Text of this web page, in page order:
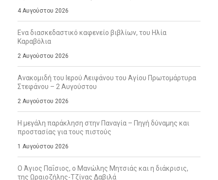
4 Αυγούστου 2026
Ενα διασκεδαστικό καφενείο βιβλίων, του Ηλία
Καραβόλια
2 Αυγούστου 2026
Ανακομιδή του Ιερού Λειψάνου του Αγίου Πρωτομάρτυρα
Στεφάνου – 2 Αυγούστου
2 Αυγούστου 2026
Η μεγάλη παράκληση στην Παναγία – Πηγή δύναμης και
προστασίας για τους πιστούς
1 Αυγούστου 2026
Ο Άγιος Παΐσιος, ο Μανώλης Μητσιάς και η διάκρισις,
της Ωραιοζήλης-Τζίνας Δαβιλά